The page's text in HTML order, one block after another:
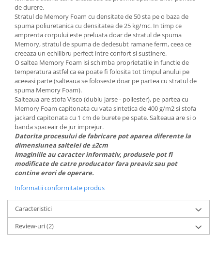
de durere.
Stratul de Memory Foam cu densitate de 50 sta pe o baza de
spuma poliuretanica cu densitatea de 25 kg/mc. In timp ce
amprenta corpului este preluata doar de stratul de spuma
Memory, stratul de spuma de dedesubt ramane ferm, ceea ce
creeaza un echilibru perfect intre confort si sustinere.
O saltea Memory Foam isi schimba proprietatile in functie de
temperatura astfel ca ea poate fi folosita tot timpul anului pe
aceeasi parte (salteaua se foloseste doar pe partea cu stratul de
spuma Memory Foam).
Salteaua are stofa Visco (dublu jarse - poliester), pe partea cu
Memory Foam capitonata cu vata sintetica de 400 g/m2 si stofa
jackard capitonata cu 1 cm de burete pe spate. Salteaua are si o
banda spaceair de jur imprejur.
Datorita procesului de fabricare pot aparea diferente la
dimensiunea saltelei de ±2cm
Imaginiile au caracter informativ, produsele pot fi
modificate de catre producator fara preaviz sau pot
contine erori de operare.
Informatii conformitate produs
Caracteristici
Review-uri(2)